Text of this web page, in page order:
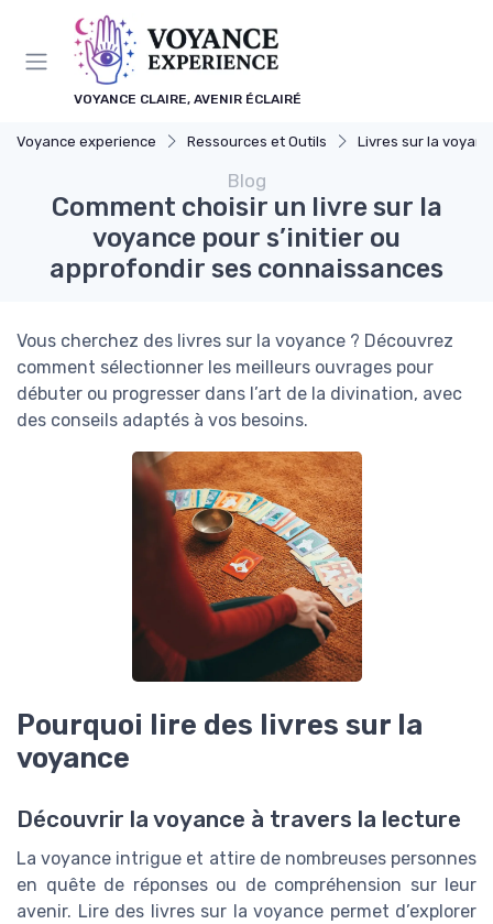
VOYANCE CLAIRE, AVENIR ÉCLAIRÉ
Voyance experience Ressources et Outils Livres sur la
Blog
Comment choisir un livre sur la
voyance pour s’initier ou
approfondir ses connaissances
Vous cherchez des livres sur la voyance ? Découvrez
comment sélectionner les meilleurs ouvrages pour
débuter ou progresser dans l’art de la divination, avec
des conseils adaptés à vos besoins.
Pourquoi lire des livres sur la
voyance
Découvrir la voyance à travers la lecture
La voyance intrigue et attire de nombreuses personnes
en quête de réponses ou de compréhension sur leur
avenir. Lire des livres sur la voyance permet d’explorer
Panneau de gestion des cookies